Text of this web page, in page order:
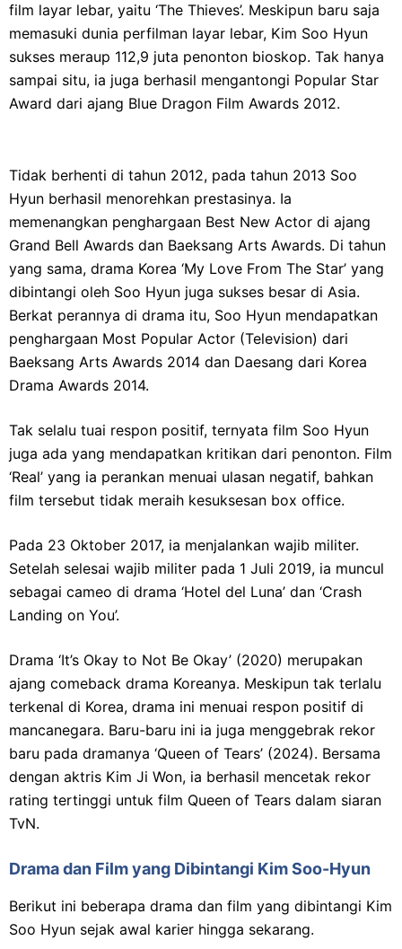
film layar lebar, yaitu ‘The Thieves’. Meskipun baru saja
memasuki dunia perfilman layar lebar, Kim Soo Hyun
sukses meraup 112,9 juta penonton bioskop. Tak hanya
sampai situ, ia juga berhasil mengantongi Popular Star
Award dari ajang Blue Dragon Film Awards 2012.
Tidak berhenti di tahun 2012, pada tahun 2013 Soo
Hyun berhasil menorehkan prestasinya. Ia
memenangkan penghargaan Best New Actor di ajang
Grand Bell Awards dan Baeksang Arts Awards. Di tahun
yang sama, drama Korea ‘My Love From The Star’ yang
dibintangi oleh Soo Hyun juga sukses besar di Asia.
Berkat perannya di drama itu, Soo Hyun mendapatkan
penghargaan Most Popular Actor (Television) dari
Baeksang Arts Awards 2014 dan Daesang dari Korea
Drama Awards 2014.
Tak selalu tuai respon positif, ternyata film Soo Hyun
juga ada yang mendapatkan kritikan dari penonton. Film
‘Real’ yang ia perankan menuai ulasan negatif, bahkan
film tersebut tidak meraih kesuksesan box office.
Pada 23 Oktober 2017, ia menjalankan wajib militer.
Setelah selesai wajib militer pada 1 Juli 2019, ia muncul
sebagai cameo di drama ‘Hotel del Luna’ dan ‘Crash
Landing on You’.
Drama ‘It’s Okay to Not Be Okay’ (2020) merupakan
ajang comeback drama Koreanya. Meskipun tak terlalu
terkenal di Korea, drama ini menuai respon positif di
mancanegara. Baru-baru ini ia juga menggebrak rekor
baru pada dramanya ‘Queen of Tears’ (2024). Bersama
dengan aktris Kim Ji Won, ia berhasil mencetak rekor
rating tertinggi untuk film Queen of Tears dalam siaran
TvN.
Drama dan Film yang Dibintangi Kim Soo-Hyun
Berikut ini beberapa drama dan film yang dibintangi Kim
Soo Hyun sejak awal karier hingga sekarang.